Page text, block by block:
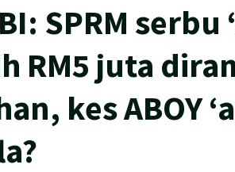
SPRM serbu
RM5 juta
kes ABOY